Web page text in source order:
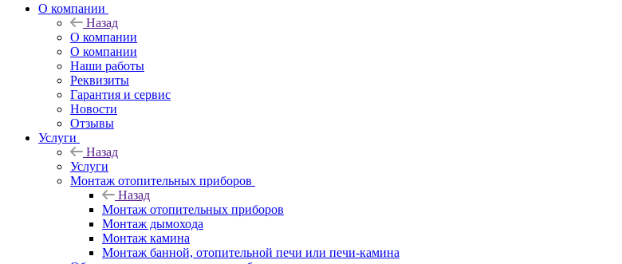
O компании
Назад
O компании
О компании
Наши работы
Реквизиты
Гарантия и сервис
Новости
Отзывы
Услуги
Назад
Услуги
Монтаж отопительных приборов
Назад
Монтаж отопительных приборов
Монтаж дымохода
Монтаж камина
Монтаж банной, отопительной печи или печи-камина